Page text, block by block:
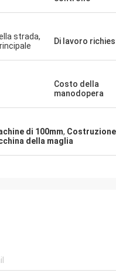
strada,
Di lavoro
Costo della
manodopera
di 100mm, Costruzione
della maglia